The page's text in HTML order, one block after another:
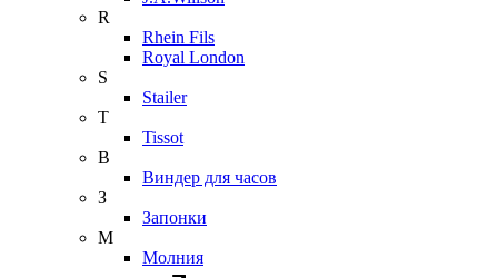
R
Rhein Fils
Royal London
S
Stailer
T
Tissot
В
Виндер для часов
З
Запонки
М
Молния